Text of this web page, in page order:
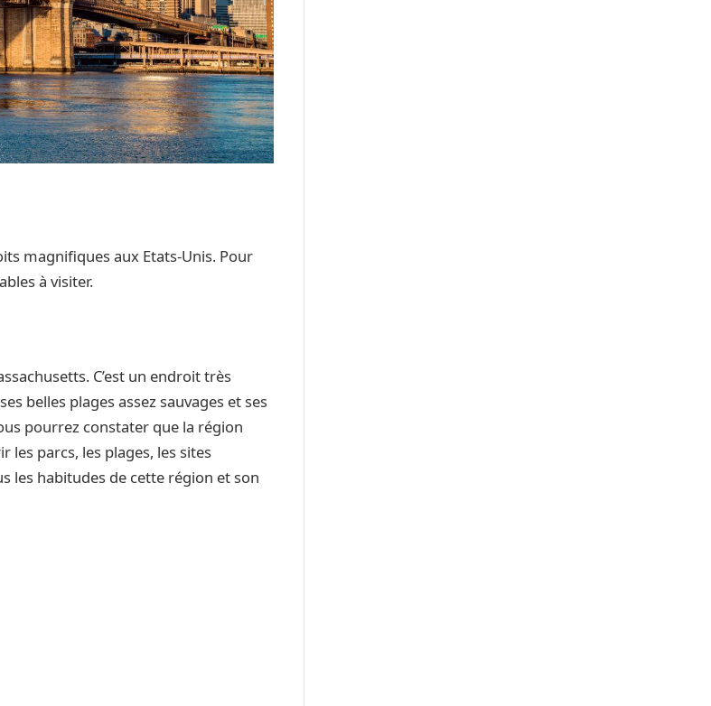
magnifiques aux Etats-Unis. Pour
à visiter.
C’est un endroit très
belles plages assez sauvages et ses
pourrez constater que la région
les parcs, les plages, les sites
les habitudes de cette région et son